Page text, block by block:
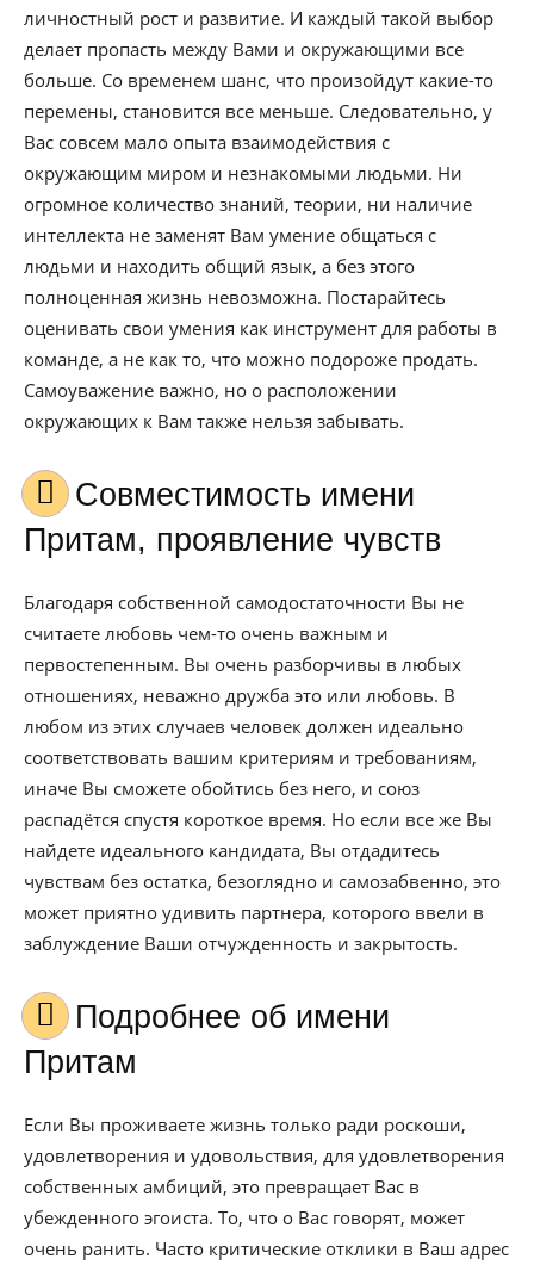
личностный рост и развитие. И каждый такой выбор
делает пропасть между Вами и окружающими все
больше. Со временем шанс, что произойдут какие-то
перемены, становится все меньше. Следовательно, у
Вас совсем мало опыта взаимодействия с
окружающим миром и незнакомыми людьми. Ни
огромное количество знаний, теории, ни наличие
интеллекта не заменят Вам умение общаться с
людьми и находить общий язык, а без этого
полноценная жизнь невозможна. Постарайтесь
оценивать свои умения как инструмент для работы в
команде, а не как то, что можно подороже продать.
Самоуважение важно, но о расположении
окружающих к Вам также нельзя забывать.
Совместимость имени
Притам, проявление чувств
Благодаря собственной самодостаточности Вы не
считаете любовь чем-то очень важным и
первостепенным. Вы очень разборчивы в любых
отношениях, неважно дружба это или любовь. В
любом из этих случаев человек должен идеально
соответствовать вашим критериям и требованиям,
иначе Вы сможете обойтись без него, и союз
распадётся спустя короткое время. Но если все же Вы
найдете идеального кандидата, Вы отдадитесь
чувствам без остатка, безоглядно и самозабвенно, это
может приятно удивить партнера, которого ввели в
заблуждение Ваши отчужденность и закрытость.
Подробнее об имени
Притам
Если Вы проживаете жизнь только ради роскоши,
удовлетворения и удовольствия, для удовлетворения
собственных амбиций, это превращает Вас в
убежденного эгоиста. То, что о Вас говорят, может
очень ранить. Часто критические отклики в Ваш адрес